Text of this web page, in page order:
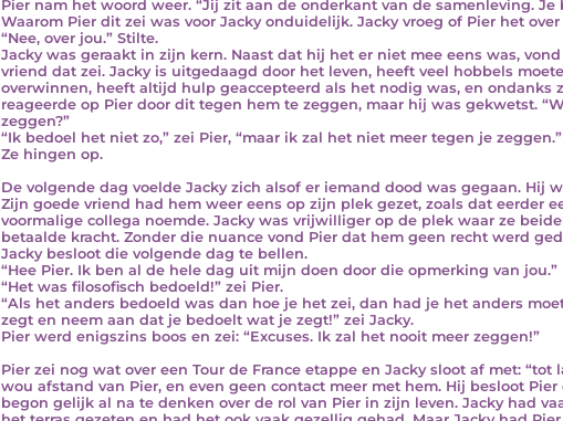
Pier nam het woord weer. “Jij zit aan de onderkant van de samenleving.
Waarom Pier dit zei was voor Jacky onduidelijk. Jacky vroeg of Pier het
“Nee, over jou.” Stilte.
Jacky was geraakt in zijn kern. Naast dat hij het er niet mee eens was,
vriend dat zei. Jacky is uitgedaagd door het leven, heeft veel hobbels
overwinnen, heeft altijd hulp geaccepteerd als het nodig was, en ondanks
reageerde op Pier door dit tegen hem te zeggen, maar hij was gekwetst.
zeggen?”
“Ik bedoel het niet zo,” zei Pier, “maar ik zal het niet meer tegen je zeggen.”
Ze hingen op.
De volgende dag voelde Jacky zich alsof er iemand dood was gegaan. Hij
Zijn goede vriend had hem weer eens op zijn plek gezet, zoals dat eerder
voormalige collega noemde. Jacky was vrijwilliger op de plek waar ze
betaalde kracht. Zonder die nuance vond Pier dat hem geen recht werd
Jacky besloot die volgende dag te bellen.
“Hee Pier. Ik ben al de hele dag uit mijn doen door die opmerking van jou.”
“Het was filosofisch bedoeld!” zei Pier.
“Als het anders bedoeld was dan hoe je het zei, dan had je het anders
zegt en neem aan dat je bedoelt wat je zegt!” zei Jacky.
Pier werd enigszins boos en zei: “Excuses. Ik zal het nooit meer zeggen!”
Pier zei nog wat over een Tour de France etappe en Jacky sloot af met: “tot
wou afstand van Pier, en even geen contact meer met hem. Hij besloot
begon gelijk al na te denken over de rol van Pier in zijn leven. Jacky had